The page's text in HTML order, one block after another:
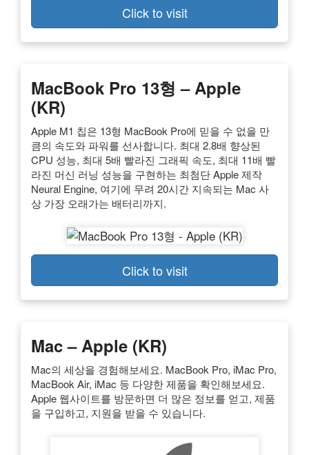
Click to visit
MacBook Pro 13형 – Apple
(KR)
Apple M1 칩은 13형 MacBook Pro에 믿을 수 없을 만
큼의 속도와 파워를 선사합니다. 최대 2.8배 향상된
CPU 성능, 최대 5배 빨라진 그래픽 속도, 최대 11배 빨
라진 머신 러닝 성능을 구현하는 최첨단 Apple 제작
Neural Engine, 여기에 무려 20시간 지속되는 Mac 사
상 가장 오래가는 배터리까지.
Click to visit
Mac – Apple (KR)
Mac의 세상을 경험해보세요. MacBook Pro, iMac Pro,
MacBook Air, iMac 등 다양한 제품을 확인해보세요.
Apple 웹사이트를 방문하면 더 많은 정보를 얻고, 제품
을 구입하고, 지원을 받을 수 있습니다.